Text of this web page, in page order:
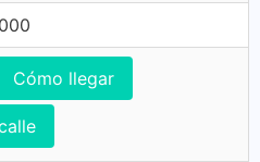
Cómo llegar